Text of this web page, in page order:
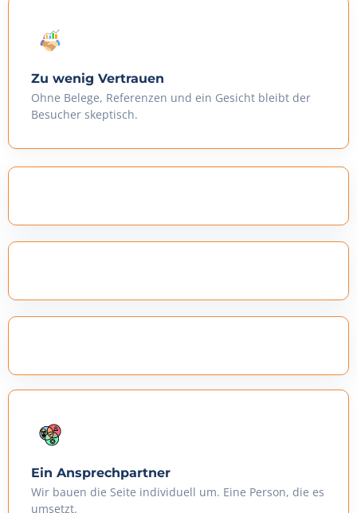
Zu wenig Vertrauen
Ohne Belege, Referenzen und ein Gesicht bleibt der
Besucher skeptisch.
Ein Ansprechpartner
Wir bauen die Seite individuell um. Eine Person, die es
umsetzt.